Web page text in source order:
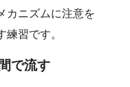
カニズムに注意を
習です。
で流す